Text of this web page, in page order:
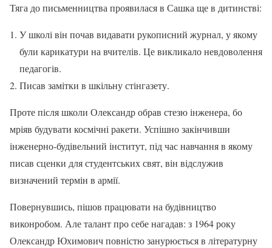
Тяга до письменництва проявилася в Сашка ще в дитинстві:
У школі він почав видавати рукописний журнал, у якому
були карикатури на вчителів. Це викликало невдоволення
педагогів.
Писав замітки в шкільну стінгазету.
Проте після школи Олександр обрав стезю інженера, бо
мріяв будувати космічні ракети. Успішно закінчивши
інженерно-будівельний інститут, під час навчання в якому
писав сценки для студентських свят, він відслужив
визначений термін в армії.
Повернувшись, пішов працювати на будівництво
виконробом. Але талант про себе нагадав: з 1964 року
Олександр Юхимович повністю занурюється в літературну